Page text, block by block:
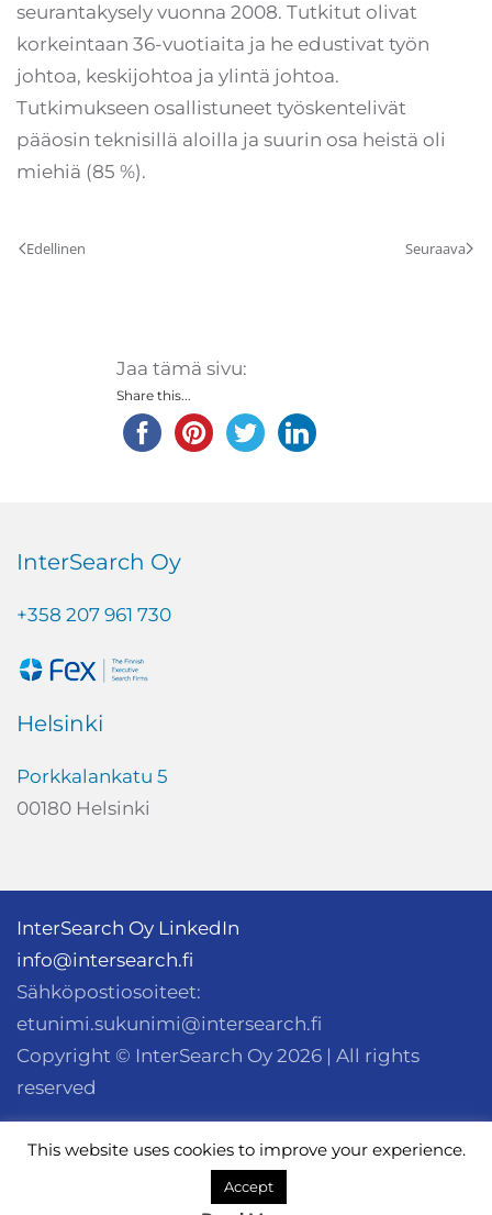
seurantakysely vuonna 2008. Tutkitut olivat
korkeintaan 36-vuotiaita ja he edustivat työn
johtoa, keskijohtoa ja ylintä johtoa.
Tutkimukseen osallistuneet työskentelivät
pääosin teknisillä aloilla ja suurin osa heistä oli
miehiä (85 %).
Edellinen Seuraava
Jaa tämä sivu:
Share this...
InterSearch Oy
+358 207 961 730
Helsinki
Porkkalankatu 5
00180 Helsinki
InterSearch Oy LinkedIn
info@intersearch.fi
Sähköpostiosoiteet:
etunimi.sukunimi@intersearch.fi
Copyright © InterSearch Oy 2026 | All rights
reserved
InterSearch Worldwide
Oikeudellinen vastuu
This website uses cookies to improve your experience.
Accept